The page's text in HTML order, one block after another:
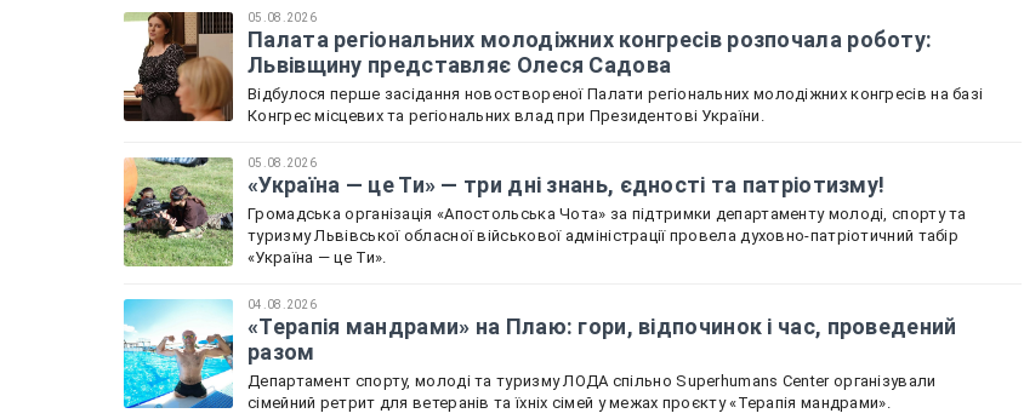
05.08.2026
Палата регіональних молодіжних конгресів розпочала роботу:
Львівщину представляє Олеся Садова
Відбулося перше засідання новоствореної Палати регіональних молодіжних конгресів на базі
Конгрес місцевих та регіональних влад при Президентові України.
05.08.2026
«Україна — це Ти» — три дні знань, єдності та патріотизму!
Громадська організація «Апостольська Чота» за підтримки департаменту молоді, спорту та
туризму Львівської обласної військової адміністрації провела духовно-патріотичний табір
«Україна — це Ти».
04.08.2026
«Терапія мандрами» на Плаю: гори, відпочинок і час, проведений
разом
Департамент спорту, молоді та туризму ЛОДА спільно Superhumans Center організували
сімейний ретрит для ветеранів та їхніх сімей у межах проєкту «Терапія мандрами».